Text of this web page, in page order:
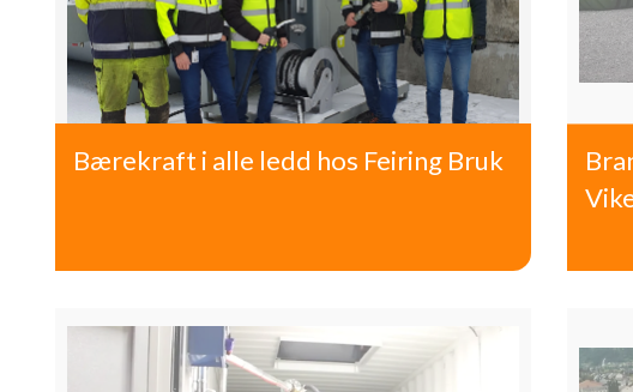
Bærekraft i alle ledd hos Feiring Bruk